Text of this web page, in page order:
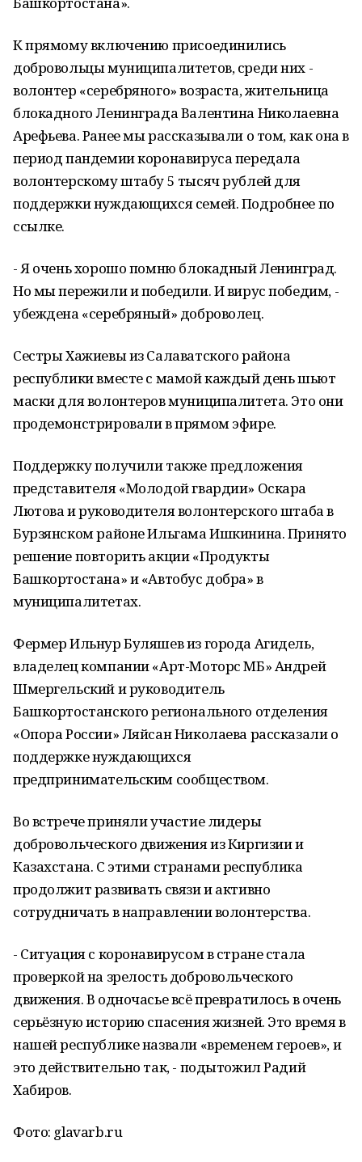
К прямому включению присоединились
добровольцы муниципалитетов, среди них -
волонтер «серебряного» возраста, жительница
блокадного Ленинграда Валентина Николаевна
Арефьева. Ранее мы рассказывали о том, как она в
период пандемии коронавируса передала
волонтерскому штабу 5 тысяч рублей для
поддержки нуждающихся семей. Подробнее по
ссылке.
- Я очень хорошо помню блокадный Ленинград.
Но мы пережили и победили. И вирус победим, -
убеждена «серебряный» доброволец.
Сестры Хажиевы из Салаватского района
республики вместе с мамой каждый день шьют
маски для волонтеров муниципалитета. Это они
продемонстрировали в прямом эфире.
Поддержку получили также предложения
представителя «Молодой гвардии» Оскара
Лютова и руководителя волонтерского штаба в
Бурзянском районе Ильгама Ишкинина. Принято
решение повторить акции «Продукты
Башкортостана» и «Автобус добра» в
муниципалитетах.
Фермер Ильнур Буляшев из города Агидель,
владелец компании «Арт-Моторс МБ» Андрей
Шмергельский и руководитель
Башкортостанского регионального отделения
«Опора России» Ляйсан Николаева рассказали о
поддержке нуждающихся
предпринимательским сообществом.
Во встрече приняли участие лидеры
добровольческого движения из Киргизии и
Казахстана. С этими странами республика
продолжит развивать связи и активно
сотрудничать в направлении волонтерства.
- Ситуация с коронавирусом в стране стала
проверкой на зрелость добровольческого
движения. В одночасье всё превратилось в очень
серьёзную историю спасения жизней. Это время в
нашей республике назвали «временем героев», и
это действительно так, - подытожил Радий
Хабиров.
Фото: glavarb.ru